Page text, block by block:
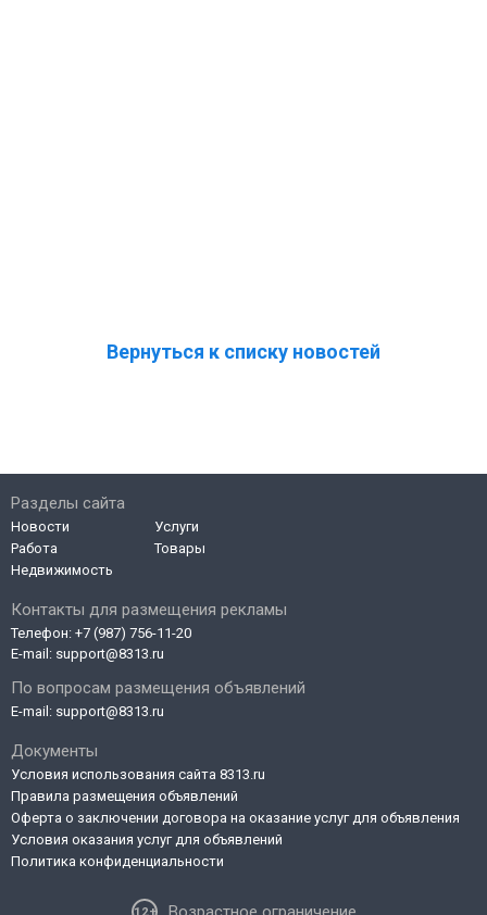
Вернуться к списку новостей
Контакты для размещения рекламы
Телефон: +7 (987) 756-11-20
E-mail: support@8313.ru
По вопросам размещения объявлений
E-mail: support@8313.ru
Документы
Условия использования сайта 8313.ru
Правила размещения объявлений
Оферта о заключении договора на оказание услуг для объявления
Условия оказания услуг для объявлений
Политика конфиденциальности
Разделы сайта
Новости
Работа
Недвижимость
Услуги
Товары